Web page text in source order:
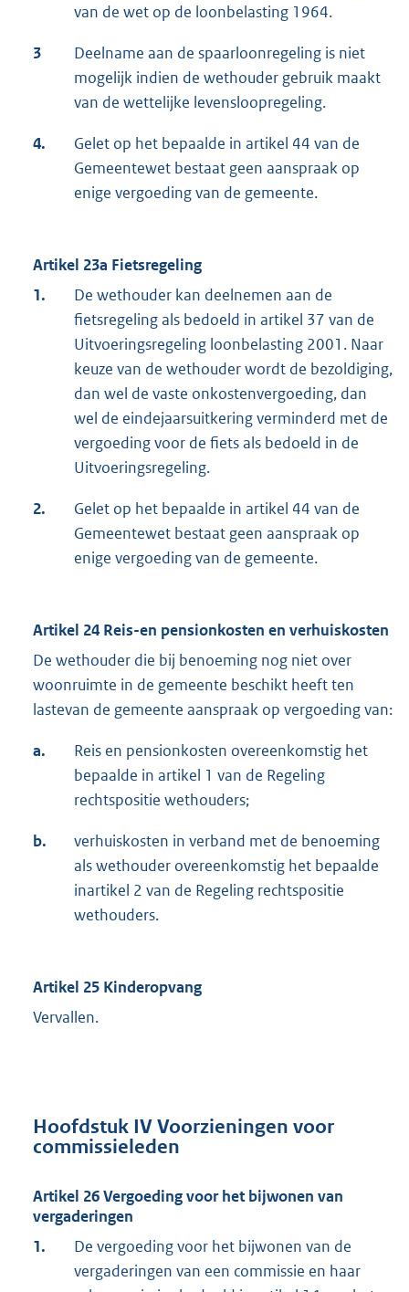
van de wet op de loonbelasting 1964.
3
Deelname aan de spaarloonregeling is niet
mogelijk indien de wethouder gebruik maakt
van de wettelijke levensloopregeling.
4.
Gelet op het bepaalde in artikel 44 van de
Gemeentewet bestaat geen aanspraak op
enige vergoeding van de gemeente.
Artikel 23a Fietsregeling
1.
De wethouder kan deelnemen aan de
fietsregeling als bedoeld in artikel 37 van de
Uitvoeringsregeling loonbelasting 2001. Naar
keuze van de wethouder wordt de bezoldiging,
dan wel de vaste onkostenvergoeding, dan
wel de eindejaarsuitkering verminderd met de
vergoeding voor de fiets als bedoeld in de
Uitvoeringsregeling.
2.
Gelet op het bepaalde in artikel 44 van de
Gemeentewet bestaat geen aanspraak op
enige vergoeding van de gemeente.
Artikel 24 Reis-en pensionkosten en verhuiskosten
De wethouder die bij benoeming nog niet over
woonruimte in de gemeente beschikt heeft ten
lastevan de gemeente aanspraak op vergoeding van:
a.
Reis en pensionkosten overeenkomstig het
bepaalde in artikel 1 van de Regeling
rechtspositie wethouders;
b.
verhuiskosten in verband met de benoeming
als wethouder overeenkomstig het bepaalde
inartikel 2 van de Regeling rechtspositie
wethouders.
Artikel 25 Kinderopvang
Vervallen.
Hoofdstuk IV Voorzieningen voor
commissieleden
Artikel 26 Vergoeding voor het bijwonen van
vergaderingen
1.
De vergoeding voor het bijwonen van de
vergaderingen van een commissie en haar